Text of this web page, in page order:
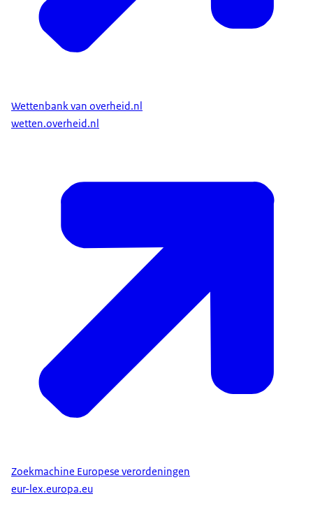
Wettenbank van overheid.nl
wetten.overheid.nl
Zoekmachine Europese verordeningen
eur-lex.europa.eu